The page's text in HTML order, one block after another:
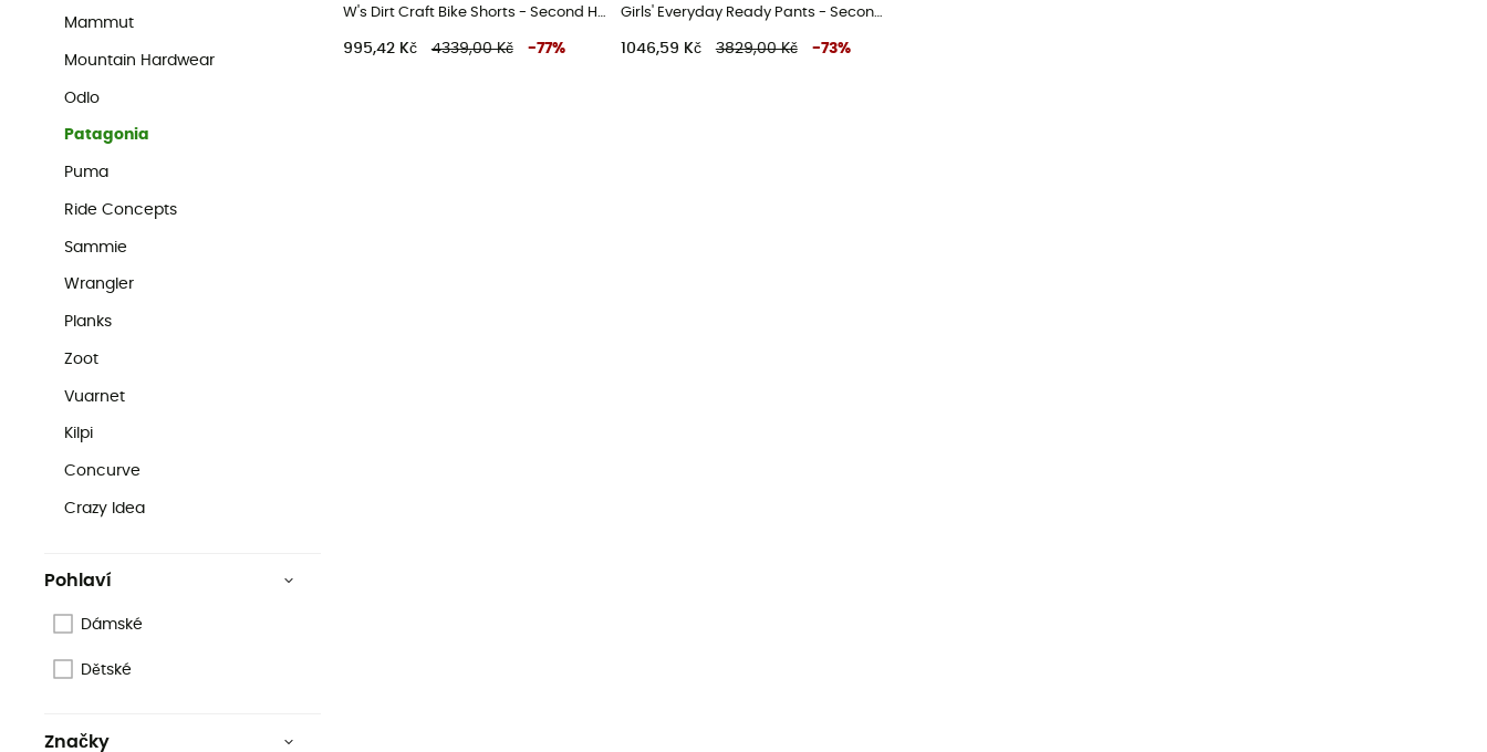
Mammut
Mountain Hardwear
Odlo
Patagonia
Puma
Ride Concepts
Sammie
Wrangler
Planks
Zoot
Vuarnet
Kilpi
Concurve
Crazy Idea
Pohlaví
Dámské
Dětské
Značky
W's Dirt Craft Bike Shorts - Second Hand Dámské kraťasy - Nachový - 36
995,42 Kč 4339,00 Kč -77%
Girls' Everyday Ready Pants - Second Hand Dětské lyžařské kalhoty - Vícebarevný - M
1046,59 Kč 3829,00 Kč -73%